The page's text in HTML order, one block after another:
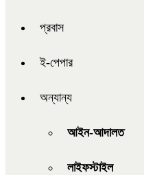
প্রবাস
ই-পেপার
অন্যান্য
আইন-আদালত
লাইফস্টাইল